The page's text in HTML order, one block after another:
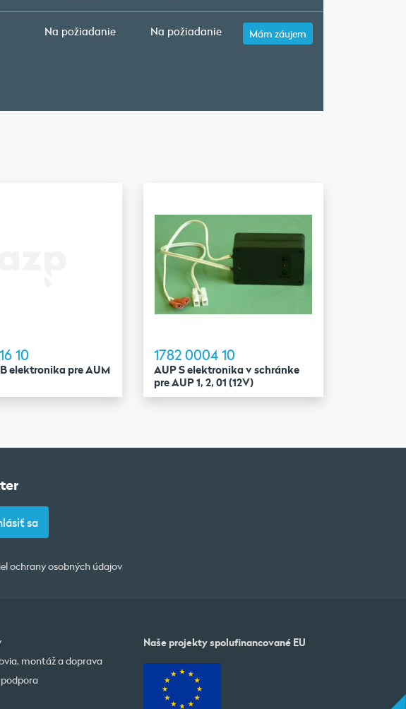
Na požiadanie Na požiadanie Mám záujem
10
elektronika pre AUM
1782 0004 10
AUP S elektronika v schránke
pre AUP 1, 2, 01 (12V)
ochrany osobných údajov
montáž a doprava
Naše projekty spolufinancované EU